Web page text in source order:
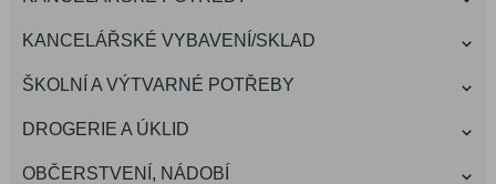
KANCELÁŘSKÉ VYBAVENÍ/SKLAD
ŠKOLNÍ A VÝTVARNÉ POTŘEBY
DROGERIE A ÚKLID
OBČERSTVENÍ, NÁDOBÍ